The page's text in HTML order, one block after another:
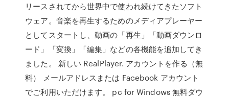
リースされてから世界中で使われ続けてきたソフト
ウェア。音楽を再生するためのメディアプレーヤー
としてスタートし、動画の「再生」「動画ダウンロ
ード」「変換」「編集」などの各機能を追加してき
ました。 新しい RealPlayer. アカウントを作る（無
料） メールアドレスまたは Facebook アカウント
でご利用いただけます。 pc for Windows 無料ダウ